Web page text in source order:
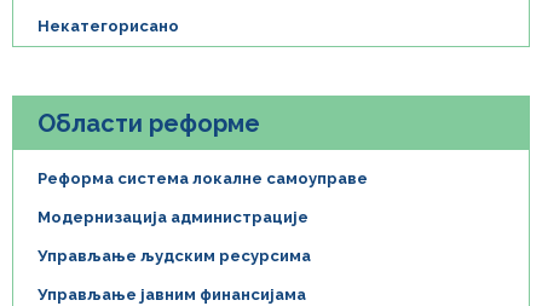
Некатегорисано
Области реформе
Реформа система локалне самоуправе
Модернизација администрације
Управљање људским ресурсима
Управљање јавним финансијама